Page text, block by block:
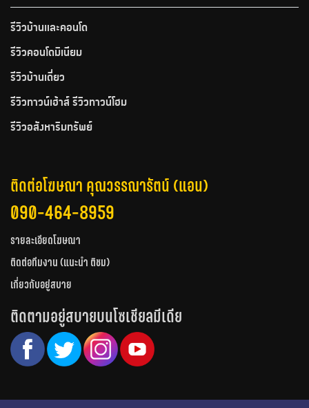
รีวิวบ้านและคอนโด
รีวิวคอนโดมิเนียม
รีวิวบ้านเดี่ยว
รีวิวทาวน์เฮ้าส์ รีวิวทาวน์โฮม
รีวิวอสังหาริมทรัพย์
ติดต่อโฆษณา คุณวรรณารัตน์ (แอน)
090-464-8959
รายละเอียดโฆษณา
ติดต่อทีมงาน (แนะนำ ติชม)
เกี่ยวกับอยู่สบาย
ติดตามอยู่สบายบนโซเชียลมีเดีย